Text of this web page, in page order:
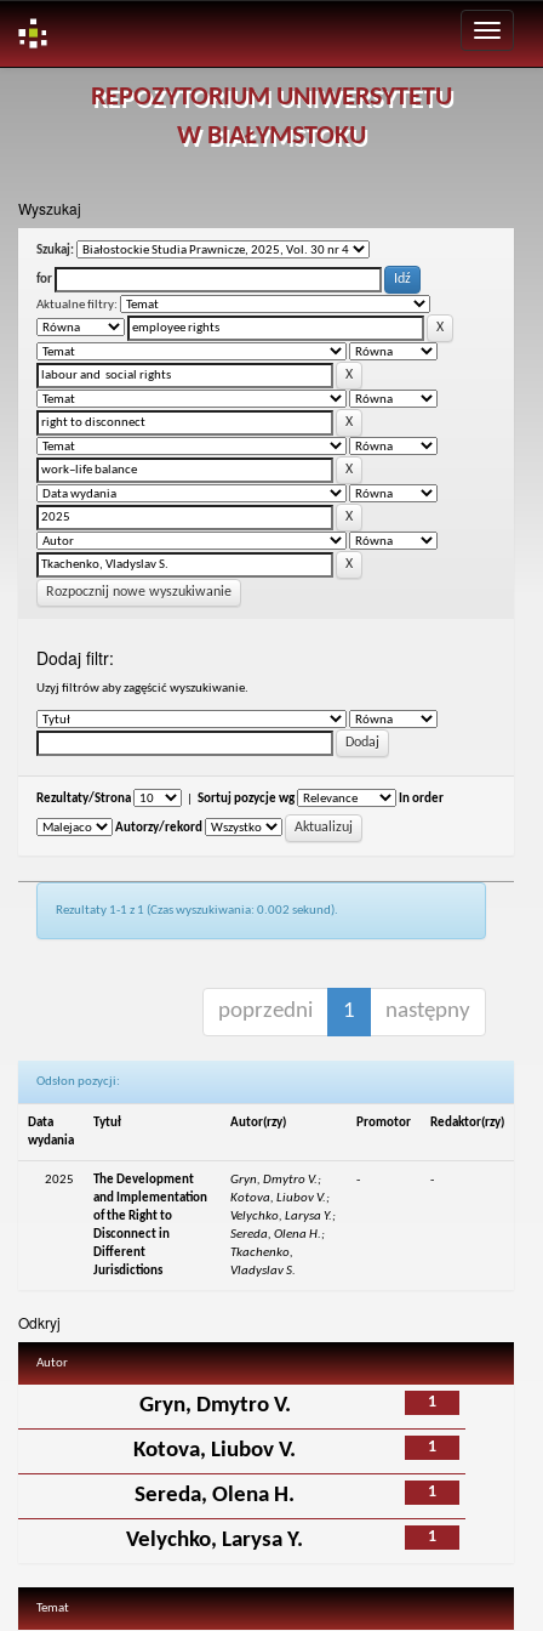
REPOZYTORIUM UNIWERSYTETU
W BIAŁYMSTOKU
Wyszukaj
Szukaj:
for
Aktualne filtry:
Rozpocznij nowe wyszukiwanie
Dodaj filtr:
Uzyj filtrów aby zagęścić wyszukiwanie.
Rezultaty/Strona Sortuj pozycje wg In order
Autorzy/rekord
Rezultaty 1-1 z 1 (Czas wyszukiwania: 0.002 sekund).
poprzedni 1 następny
Odsłon pozycji:
Data
wydania
Tytuł Autor(rzy) Promotor Redaktor(rzy)
2025
The Development
and Implementation
of the Right to
Disconnect in
Different
Jurisdictions
Gryn, Dmytro V.;
Kotova, Liubov V.;
Velychko, Larysa Y.;
Sereda, Olena H.;
Tkachenko,
Vladyslav S.
- -
Odkryj
Autor
1
Gryn, Dmytro V.
1
Kotova, Liubov V.
1
Sereda, Olena H.
1
Velychko, Larysa Y.
Temat